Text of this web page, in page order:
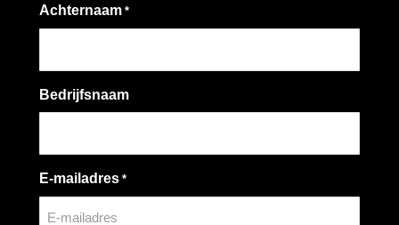
Achternaam *
Bedrijfsnaam
E-mailadres *